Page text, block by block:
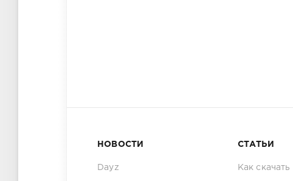
НОВОСТИ
Dayz
СТАТЬИ
Как скачать